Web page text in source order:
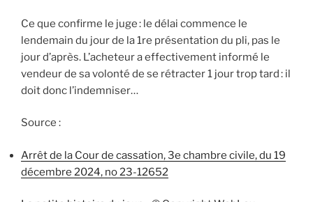
Ce que confirme le juge : le délai commence le
lendemain du jour de la 1re présentation du pli, pas le
jour d’après. L’acheteur a effectivement informé le
vendeur de sa volonté de se rétracter 1 jour trop tard : il
doit donc l’indemniser…
Source :
Arrêt de la Cour de cassation, 3e chambre civile, du 19
décembre 2024, no 23-12652